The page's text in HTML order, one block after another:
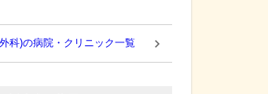
科)の病院・クリニック一覧